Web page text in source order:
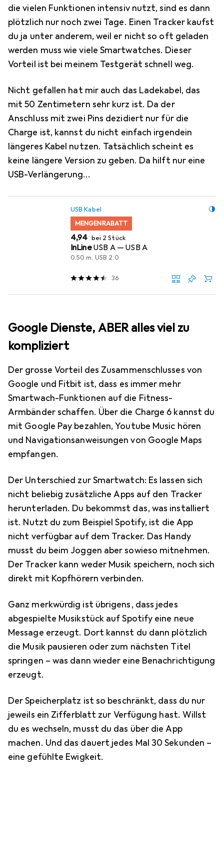
die vielen Funktionen intensiv nutzt, sind es dann
plötzlich nur noch zwei Tage. Einen Tracker kaufst
du ja unter anderem, weil er nicht so oft geladen
werden muss wie viele Smartwatches. Dieser
Vorteil ist bei meinem Testgerät schnell weg.
Nicht gefallen hat mir auch das Ladekabel, das
mit 50 Zentimetern sehr kurz ist. Da der
Anschluss mit zwei Pins dezidiert nur für die
Charge ist, kannst du nicht einfach irgendein
längeres Kabel nutzen. Tatsächlich scheint es
keine längere Version zu geben. Da hilft nur eine
USB-Verlängerung…
USB Kabel
MENGENRABATT
EUR
4,94 bei 2 Stück
InLineUSB A — USB A
0.50 m, USB 2.0
36
Google Dienste, ABER alles viel zu
kompliziert
Der grosse Vorteil des Zusammenschlusses von
Google und Fitbit ist, dass es immer mehr
Smartwach-Funktionen auf die Fitness-
Armbänder schaffen. Über die Charge 6 kannst du
mit Google Pay bezahlen, Youtube Music hören
und Navigationsanweisungen von Google Maps
empfangen.
Der Unterschied zur Smartwatch: Es lassen sich
nicht beliebig zusätzliche Apps auf den Tracker
herunterladen. Du bekommst das, was installiert
ist. Nutzt du zum Beispiel Spotify, ist die App
nicht verfügbar auf dem Tracker. Das Handy
musst du beim Joggen aber sowieso mitnehmen.
Der Tracker kann weder Musik speichern, noch sich
direkt mit Kopfhörern verbinden.
Ganz merkwürdig ist übrigens, dass jedes
abgespielte Musikstück auf Spotify eine neue
Message erzeugt. Dort kannst du dann plötzlich
die Musik pausieren oder zum nächsten Titel
springen – was dann wieder eine Benachrichtigung
erzeugt.
Der Speicherplatz ist so beschränkt, dass du nur
jeweils ein Zifferblatt zur Verfügung hast. Willst
du es wechseln, musst du das über die App
machen. Und das dauert jedes Mal 30 Sekunden –
eine gefühlte Ewigkeit.